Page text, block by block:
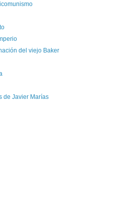
del viejo Baker
de Javier Marías